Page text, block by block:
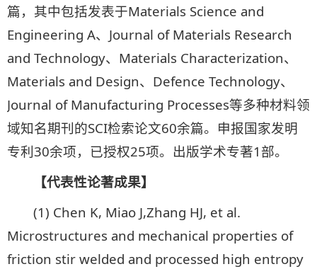
篇，其中包括发表于Materials Science and
Engineering A、Journal of Materials Research
and Technology、Materials Characterization、
Materials and Design、Defence Technology、
Journal of Manufacturing Processes等多种材料领
域知名期刊的SCI检索论文60余篇。申报国家发明
专利30余项，已授权25项。出版学术专著1部。
【代表性论著成果】
(1) Chen K, Miao J,Zhang HJ, et al.
Microstructures and mechanical properties of
friction stir welded and processed high entropy